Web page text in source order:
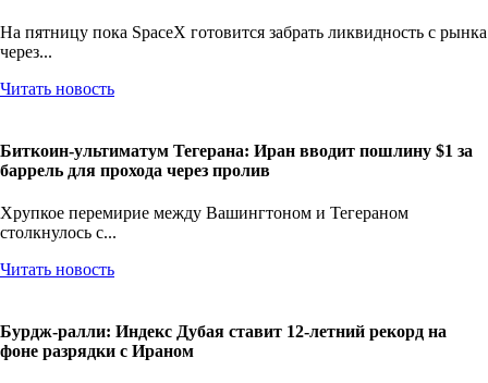
На пятницу пока SpaceX готовится забрать ликвидность с рынка
через...
Читать новость
Биткоин-ультиматум Тегерана: Иран вводит пошлину $1 за
баррель для прохода через пролив
Хрупкое перемирие между Вашингтоном и Тегераном
столкнулось с...
Читать новость
Бурдж-ралли: Индекс Дубая ставит 12-летний рекорд на
фоне разрядки с Ираном